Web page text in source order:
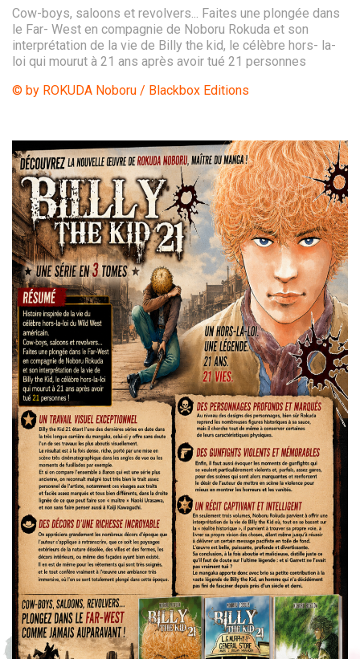
Cow-boys, saloons et revolvers... Faites une plongée dans
le Far- West en compagnie de Noboru Rokuda et son
interprétation de la vie de Billy the kid, le célèbre hors- la-
loi qui mourut à 21 ans après avoir tué 21 personnes
© by ROKUDA Noboru / Blackbox Editions